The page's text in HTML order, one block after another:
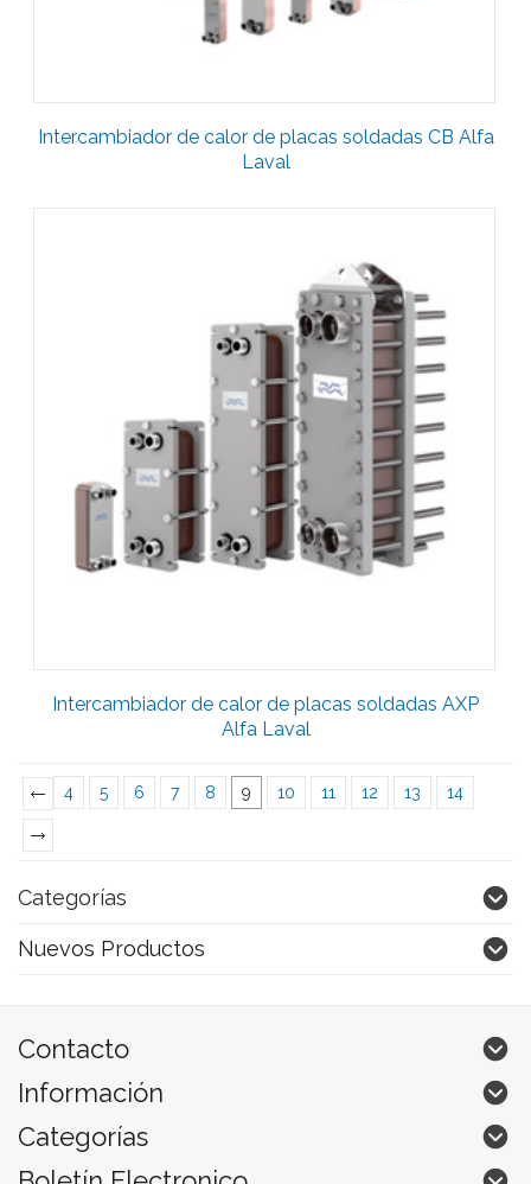
Intercambiador de calor de placas soldadas CB Alfa
Laval
Intercambiador de calor de placas soldadas AXP
Alfa Laval
«
4 5 6 7 8 9 10 11 12 13 14
Categorías
Nuevos Productos
Contacto
Información
Categorías